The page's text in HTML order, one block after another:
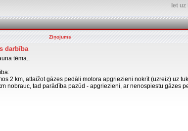
Iet
Ziņojums
darbība
tēma..
2 km, atlaižot gāzes pedāli motora apgriezieni nokrīt (uzreiz) uz
nobrauc, tad parādība pazūd - apgriezieni, ar nenospiestu gāzes